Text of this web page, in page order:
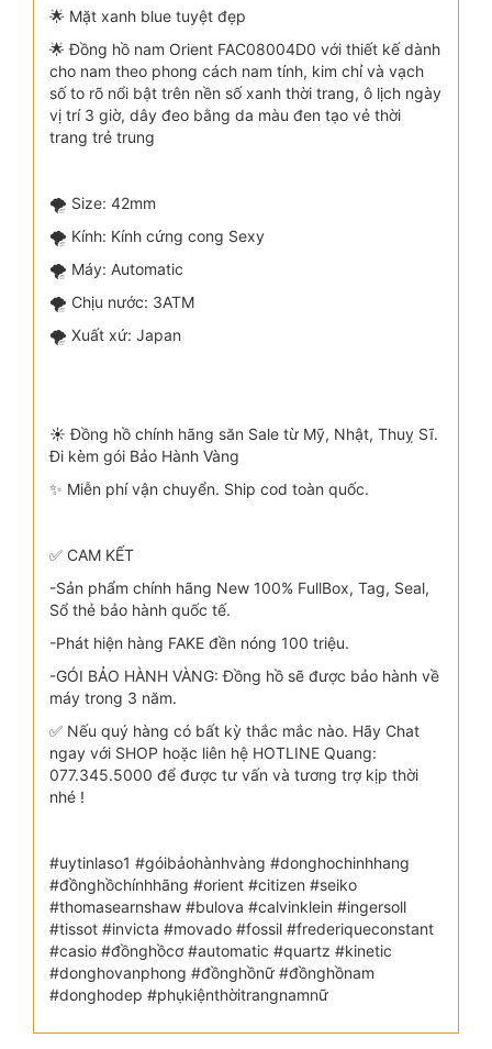
🌟 Mặt xanh blue tuyệt đẹp
🌟 Đồng hồ nam Orient FAC08004D0 với thiết kế dành
cho nam theo phong cách nam tính, kim chỉ và vạch
số to rõ nổi bật trên nền số xanh thời trang, ô lịch ngày
vị trí 3 giờ, dây đeo bằng da màu đen tạo vẻ thời
trang trẻ trung
🌪 Size: 42mm
🌪 Kính: Kính cứng cong Sexy
🌪 Máy: Automatic
🌪 Chịu nước: 3ATM
🌪 Xuất xứ: Japan
☀️ Đồng hồ chính hãng săn Sale từ Mỹ, Nhật, Thuỵ Sĩ.
Đi kèm gói Bảo Hành Vàng
✨ Miễn phí vận chuyển. Ship cod toàn quốc.
✅ CAM KẾT
-Sản phẩm chính hãng New 100% FullBox, Tag, Seal,
Sổ thẻ bảo hành quốc tế.
-Phát hiện hàng FAKE đền nóng 100 triệu.
-GÓI BẢO HÀNH VÀNG: Đồng hồ sẽ được bảo hành về
máy trong 3 năm.
✅ Nếu quý hàng có bất kỳ thắc mắc nào. Hãy Chat
ngay với SHOP hoặc liên hệ HOTLINE Quang:
077.345.5000 để được tư vấn và tương trợ kịp thời
nhé !
#uytinlaso1 #góibảohànhvàng #donghochinhhang
#đồnghồchínhhãng #orient #citizen #seiko
#thomasearnshaw #bulova #calvinklein #ingersoll
#tissot #invicta #movado #fossil #frederiqueconstant
#casio #đồnghồcơ #automatic #quartz #kinetic
#donghovanphong #đồnghồnữ #đồnghồnam
#donghodep #phụkiệnthờitrangnamnữ